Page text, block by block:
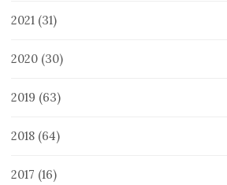
2021 (31)
2020 (30)
2019 (63)
2018 (64)
2017 (16)